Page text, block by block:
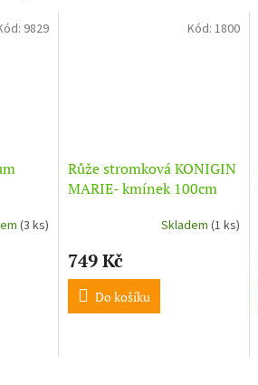
(3 ks)
9829
Růže stromková KONIGIN
MARIE- kmínek 100cm
Skladem (1 ks)
749 Kč
Do košíku
Kód: 1800